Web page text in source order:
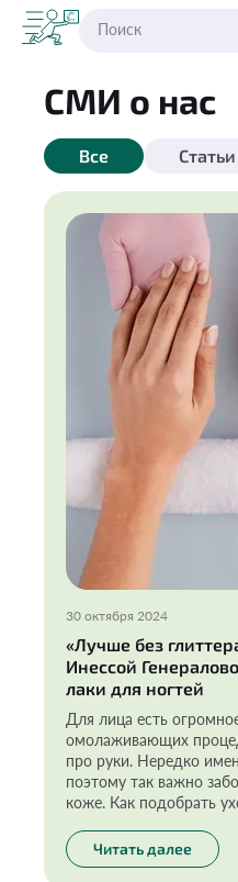
СМИ о нас
Все Статьи
30 октября 2024
«Лучше без
Инессой
лаки для ногтей
Для лица есть
омолаживающих
про руки. Нередко
поэтому так важно
коже. Как подобрать
Читать далее